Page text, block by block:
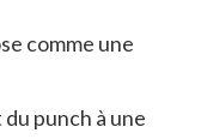
comme une
punch à une